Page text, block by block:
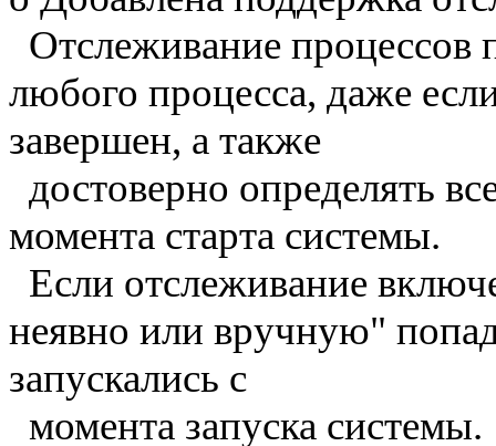
Отслеживание процессов
любого процесса, даже
завершен, а также
достоверно определять
момента старта системы.
Если отслеживание
неявно или вручную"
запускались с
момента запуска системы.